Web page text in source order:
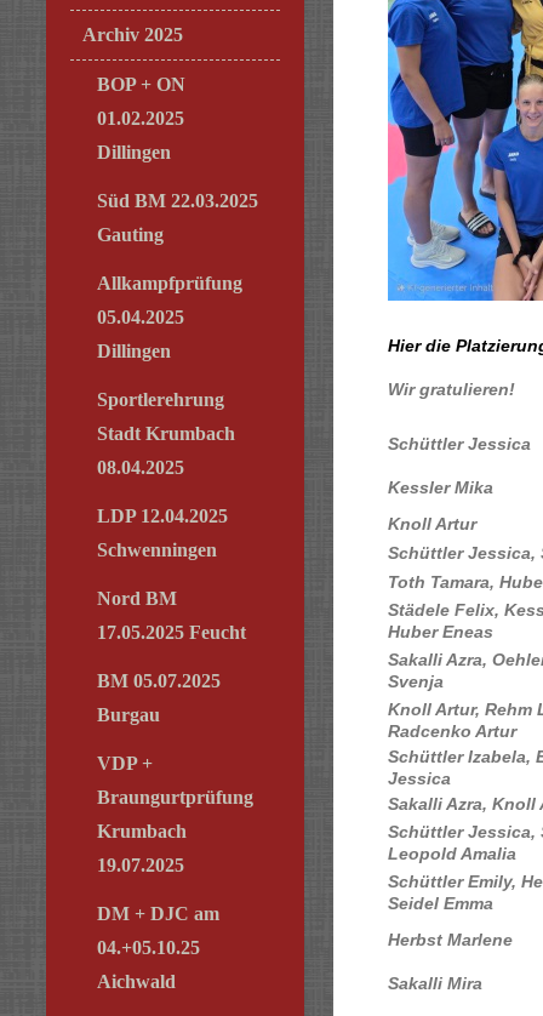
Hier die
Wir gratulieren!
Schüttler Jessica
Kessler Mika
Knoll Artur
Schüttler Jessica,
Toth Tamara,
Städele Felix,
Huber Eneas
Sakalli Azra,
Svenja
Knoll Artur,
Radcenko Artur
Schüttler Izabela,
Jessica
Sakalli Azra, Knoll
Schüttler Jessica,
Leopold Amalia
Schüttler Emily,
Seidel Emma
Herbst Marlene
Sakalli Mira
Archiv 2025
BOP + ON
01.02.2025
Dillingen
Süd BM 22.03.2025
Gauting
Allkampfprüfung
05.04.2025
Dillingen
Sportlerehrung
Stadt Krumbach
08.04.2025
LDP 12.04.2025
Schwenningen
Nord BM
17.05.2025 Feucht
BM 05.07.2025
Burgau
VDP +
Braungurtprüfung
Krumbach
19.07.2025
DM + DJC am
04.+05.10.25
Aichwald